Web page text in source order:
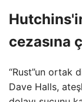
cezasına
“Rust”un ortak
Dave Halls,